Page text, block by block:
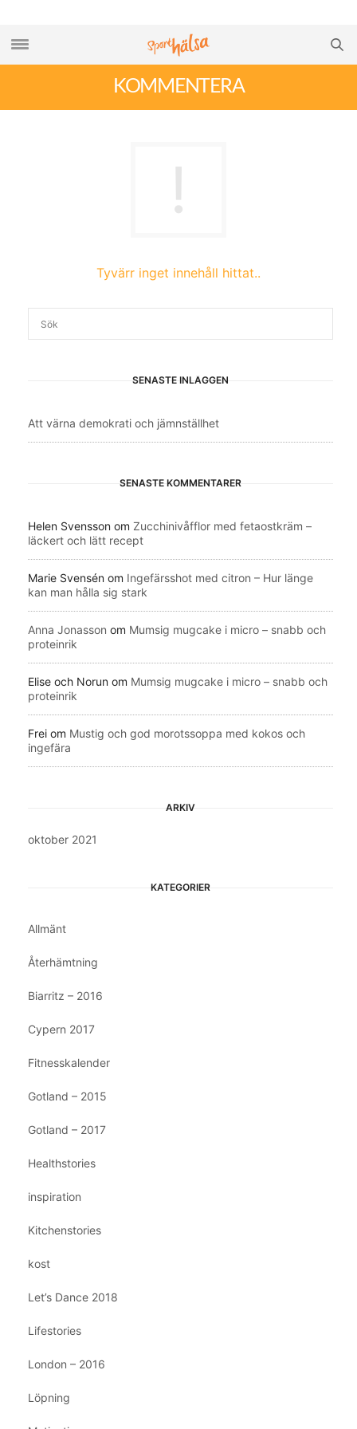
KOMMENTERA
Tyvärr inget innehåll hittat..
SENASTE INLÄGGEN
Att värna demokrati och jämnställhet
SENASTE KOMMENTARER
Helen Svensson om Zucchinivåfflor med fetaostkräm –
läckert och lätt recept
Marie Svensén om Ingefärsshot med citron – Hur länge
kan man hålla sig stark
Anna Jonasson om Mumsig mugcake i micro – snabb och
proteinrik
Elise och Norun om Mumsig mugcake i micro – snabb och
proteinrik
Frei om Mustig och god morotssoppa med kokos och
ingefära
ARKIV
oktober 2021
KATEGORIER
Allmänt
Återhämtning
Biarritz – 2016
Cypern 2017
Fitnesskalender
Gotland – 2015
Gotland – 2017
Healthstories
inspiration
Kitchenstories
kost
Let’s Dance 2018
Lifestories
London – 2016
Löpning